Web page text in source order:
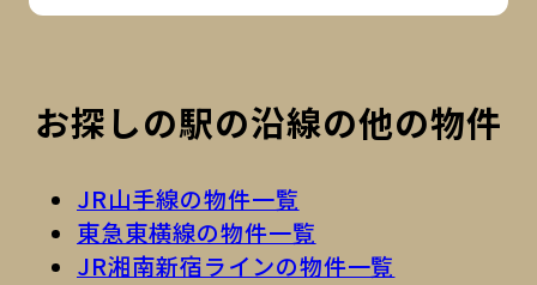
お探しの駅の沿線の他の物件
JR山手線の物件一覧
東急東横線の物件一覧
JR湘南新宿ラインの物件一覧